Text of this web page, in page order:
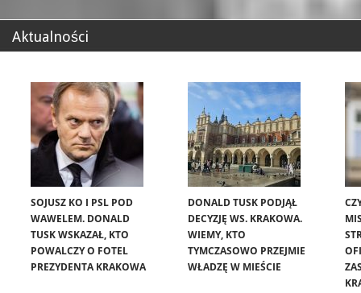
Aktualności
SOJUSZ KO I PSL POD
WAWELEM. DONALD
TUSK WSKAZAŁ, KTO
POWALCZY O FOTEL
PREZYDENTA KRAKOWA
DONALD TUSK PODJĄŁ
DECYZJĘ WS. KRAKOWA.
WIEMY, KTO
TYMCZASOWO PRZEJMIE
WŁADZĘ W MIEŚCIE